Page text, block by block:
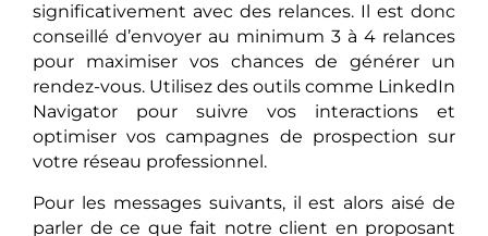
significativement avec des relances. Il est donc
conseillé d’envoyer au minimum 3 à 4 relances
pour maximiser vos chances de générer un
rendez-vous. Utilisez des outils comme LinkedIn
Navigator pour suivre vos interactions et
optimiser vos campagnes de prospection sur
votre réseau professionnel.
Pour les messages suivants, il est alors aisé de
parler de ce que fait notre client en proposant